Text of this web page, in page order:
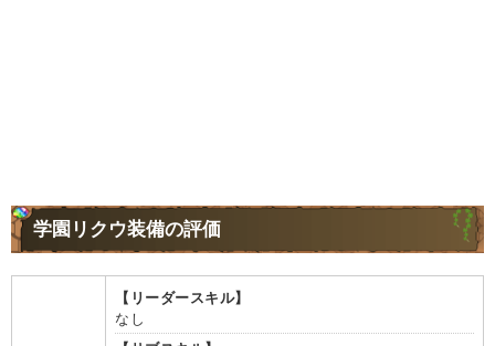
学園リクウ装備の評価
【リーダースキル】
なし